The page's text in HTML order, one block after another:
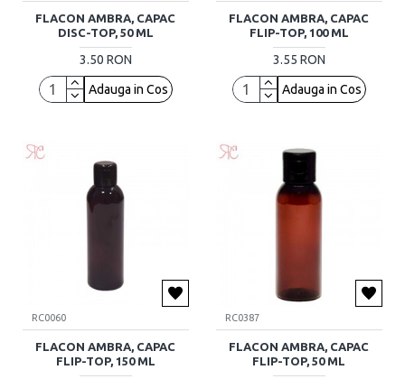
FLACON AMBRA, CAPAC
DISC-TOP, 50 ML
3.50 RON
Adauga in Cos
FLACON AMBRA, CAPAC
FLIP-TOP, 100 ML
3.55 RON
Adauga in Cos
RC0060
FLACON AMBRA, CAPAC
FLIP-TOP, 150 ML
RC0387
FLACON AMBRA, CAPAC
FLIP-TOP, 50 ML